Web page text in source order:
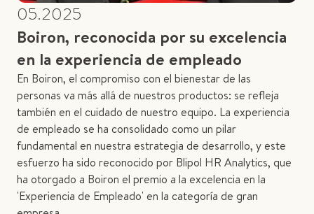
05.2025
Boiron, reconocida por su excelencia
en la experiencia de empleado
En Boiron, el compromiso con el bienestar de las
personas va más allá de nuestros productos: se refleja
también en el cuidado de nuestro equipo. La experiencia
de empleado se ha consolidado como un pilar
fundamental en nuestra estrategia de desarrollo, y este
esfuerzo ha sido reconocido por Blipol HR Analytics, que
ha otorgado a Boiron el premio a la excelencia en la
'Experiencia de Empleado' en la categoría de gran